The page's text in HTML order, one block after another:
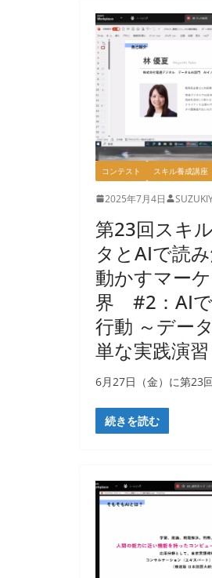
コンテスト スキル養成講座
2025年7月4日
第23回スキ
タとAIで読
動かすマー
界 #2：AIで
行動 ～デー
単な実践演
6月27日（金）に第23
続きを読む